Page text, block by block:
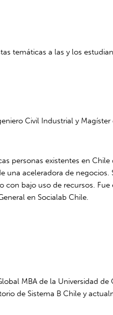
temáticas a las y los
Civil Industrial y
personas existentes en
aceleradora de negocios.
bajo uso de recursos.
en Socialab Chile.
MBA de la Universidad
de Sistema B Chile y